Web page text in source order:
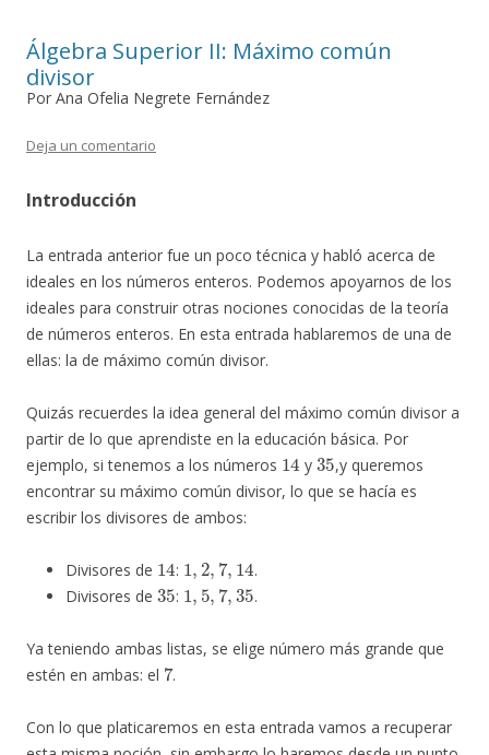
Álgebra Superior II: Máximo común
divisor
Por Ana Ofelia Negrete Fernández
Deja un comentario
Introducción
La entrada anterior fue un poco técnica y habló acerca de
ideales en los números enteros. Podemos apoyarnos de los
ideales para construir otras nociones conocidas de la teoría
de números enteros. En esta entrada hablaremos de una de
ellas: la de máximo común divisor.
Quizás recuerdes la idea general del máximo común divisor a
partir de lo que aprendiste en la educación básica. Por
ejemplo, si tenemos a los números
14
y
35
,y queremos
encontrar su máximo común divisor, lo que se hacía es
escribir los divisores de ambos:
Divisores de :
2 7
.
Divisores de
35
:
1, 5,7,35
.
Ya teniendo ambas listas, se elige número más grande que
estén en ambas: el
7
.
Con lo que platicaremos en esta entrada vamos a recuperar